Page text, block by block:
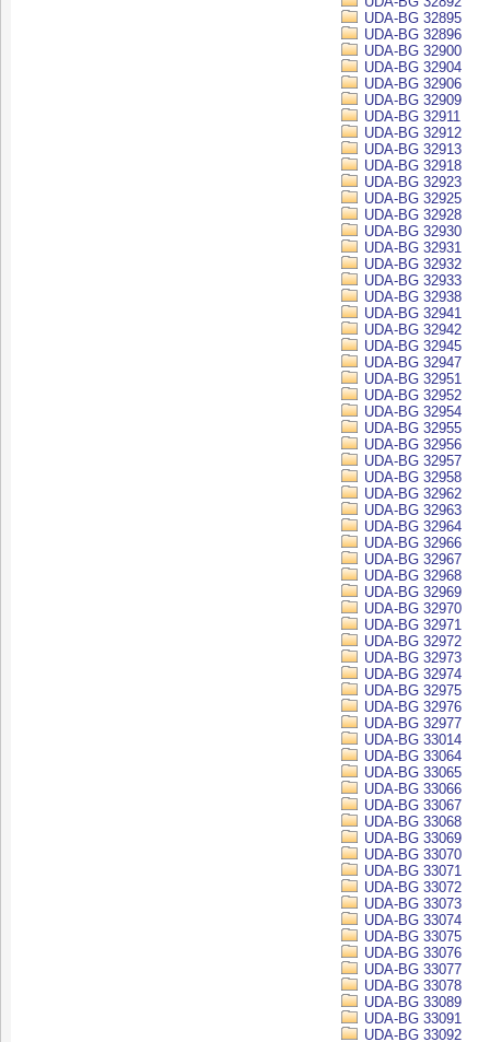
UDA-BG 32895
UDA-BG 32896
UDA-BG 32900
UDA-BG 32904
UDA-BG 32906
UDA-BG 32909
UDA-BG 32911
UDA-BG 32912
UDA-BG 32913
UDA-BG 32918
UDA-BG 32923
UDA-BG 32925
UDA-BG 32928
UDA-BG 32930
UDA-BG 32931
UDA-BG 32932
UDA-BG 32933
UDA-BG 32938
UDA-BG 32941
UDA-BG 32942
UDA-BG 32945
UDA-BG 32947
UDA-BG 32951
UDA-BG 32952
UDA-BG 32954
UDA-BG 32955
UDA-BG 32956
UDA-BG 32957
UDA-BG 32958
UDA-BG 32962
UDA-BG 32963
UDA-BG 32964
UDA-BG 32966
UDA-BG 32967
UDA-BG 32968
UDA-BG 32969
UDA-BG 32970
UDA-BG 32971
UDA-BG 32972
UDA-BG 32973
UDA-BG 32974
UDA-BG 32975
UDA-BG 32976
UDA-BG 32977
UDA-BG 33014
UDA-BG 33064
UDA-BG 33065
UDA-BG 33066
UDA-BG 33067
UDA-BG 33068
UDA-BG 33069
UDA-BG 33070
UDA-BG 33071
UDA-BG 33072
UDA-BG 33073
UDA-BG 33074
UDA-BG 33075
UDA-BG 33076
UDA-BG 33077
UDA-BG 33078
UDA-BG 33089
UDA-BG 33091
UDA-BG 33092